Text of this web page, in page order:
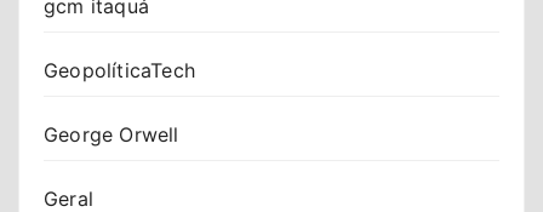
gcm itaquá
GeopolíticaTech
George Orwell
Geral